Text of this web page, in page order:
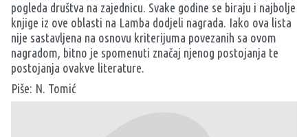
pogleda društva na zajednicu. Svake godine se biraju i najbolje
knjige iz ove oblasti na Lamba dodjeli nagrada. Iako ova lista
nije sastavljena na osnovu kriterijuma povezanih sa ovom
nagradom, bitno je spomenuti značaj njenog postojanja te
postojanja ovakve literature.
Piše: N. Tomić